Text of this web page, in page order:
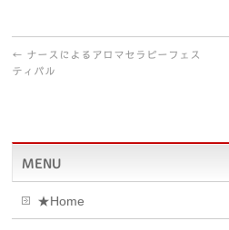
← ナースによるアロマセラピーフェス
ティバル
MENU
★Home